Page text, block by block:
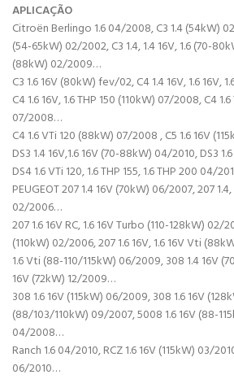
APLICAÇÃO
Citroën Berlingo 1.6 04/2008, C3 1.4 (54kW)
(54-65kW) 02/2002, C3 1.4, 1.4 16V, 1.6 (70-
(88kW) 02/2009…
C3 1.6 16V (80kW) fev/02, C4 1.4 16V, 1.6 16V,
C4 1.6 16V, 1.6 THP 150 (110kW) 07/2008, C4
07/2008…
C4 1.6 VTi 120 (88kW) 07/2008 , C5 1.6 16V
DS3 1.4 16V,1.6 16V (70-88kW) 04/2010, DS3
DS4 1.6 VTi 120, 1.6 THP 155, 1.6 THP 200 04/
PEUGEOT 207 1.4 16V (70kW) 06/2007, 207
02/2006…
207 1.6 16V RC, 1.6 16V Turbo (110-128kW) 02/
(110kW) 02/2006, 207 1.6 16V, 1.6 16V Vti
1.6 Vti (88-110/115kW) 06/2009, 308 1.4 16V
16V (72kW) 12/2009…
308 1.6 16V (115kW) 06/2009, 308 1.6 16V
(88/103/110kW) 09/2007, 5008 1.6 16V (88-
04/2008…
Ranch 1.6 04/2010, RCZ 1.6 16V (115kW) 03/
06/2010…